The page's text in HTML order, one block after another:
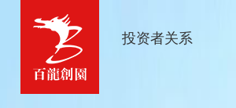
投资者关系